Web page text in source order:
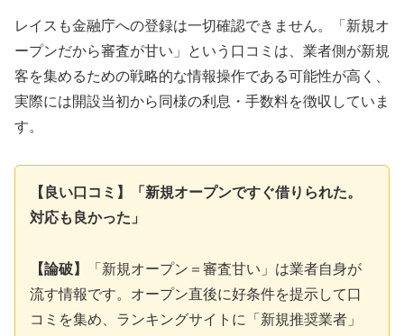
レイスも金融庁への登録は一切確認できません。「新規オ
ープンだから審査が甘い」という口コミは、業者側が新規
客を集めるための戦略的な情報操作である可能性が高く、
実際には開設当初から同様の利息・手数料を徴収していま
す。
【良い口コミ】「新規オープンですぐ借りられた。
対応も良かった」
【論破】
「新規オープン＝審査甘い」は業者自身が
流す情報です。オープン直後に好条件を提示して口
コミを集め、ランキングサイトに「新規推奨業者」